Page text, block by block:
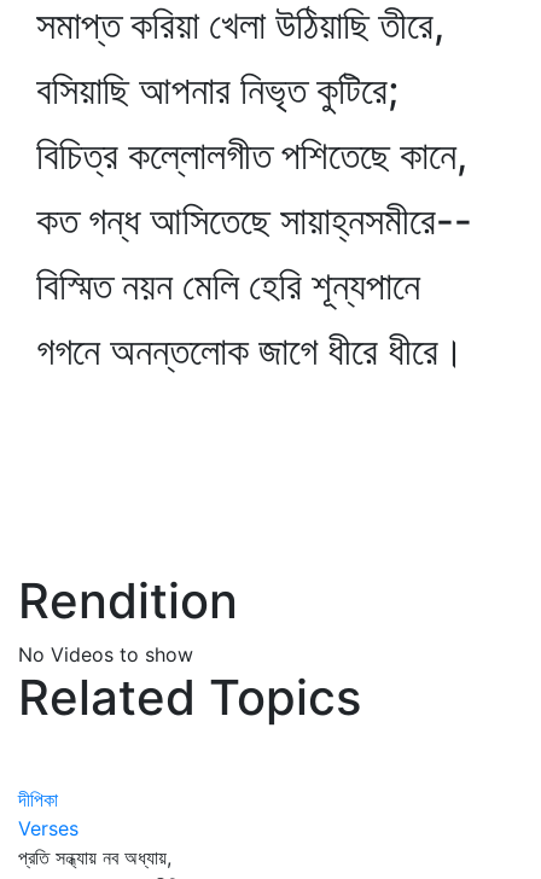
সমাপ্ত করিয়া খেলা উঠিয়াছি তীরে,
বসিয়াছি আপনার নিভৃত কুটিরে;
বিচিত্র কল্লোলগীত পশিতেছে কানে,
কত গন্ধ আসিতেছে সায়াহ্নসমীরে--
বিস্মিত নয়ন মেলি হেরি শূন্যপানে
গগনে অনন্তলোক জাগে ধীরে ধীরে।
Rendition
No Videos to show
Related Topics
দীপিকা
Verses
প্রতি সন্ধ্যায় নব অধ্যায়,